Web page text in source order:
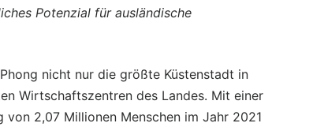
Potenzial für ausländische
nicht nur die größte Küstenstadt in
Wirtschaftszentren des Landes. Mit einer
2,07 Millionen Menschen im Jahr 2021